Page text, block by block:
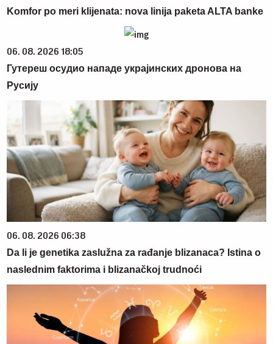
Komfor po meri klijenata: nova linija paketa ALTA banke
06. 08. 2026 18:05
Гутереш осудио нападе украјинских дронова на
Русију
06. 08. 2026 06:38
Da li je genetika zaslužna za rađanje blizanaca? Istina o
naslednim faktorima i blizanačkoj trudnoći